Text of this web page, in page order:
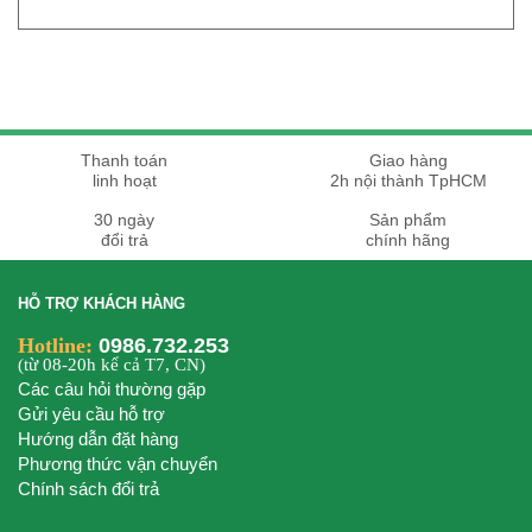
Thanh toán
linh hoạt
Giao hàng
2h nội thành TpHCM
30 ngày
đổi trả
Sản phẩm
chính hãng
HỖ TRỢ KHÁCH HÀNG
Hotline: 0986.732.253
(từ 08-20h kể cả T7, CN)
Các câu hỏi thường gặp
Gửi yêu cầu hỗ trợ
Hướng dẫn đặt hàng
Phương thức vận chuyển
Chính sách đổi trả